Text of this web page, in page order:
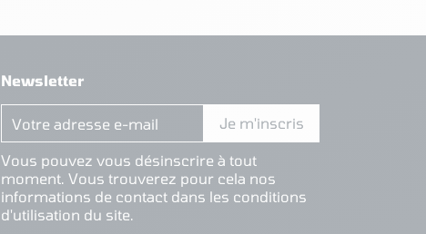
Newsletter
Vous pouvez vous désinscrire à tout
moment. Vous trouverez pour cela nos
informations de contact dans les conditions
d'utilisation du site.